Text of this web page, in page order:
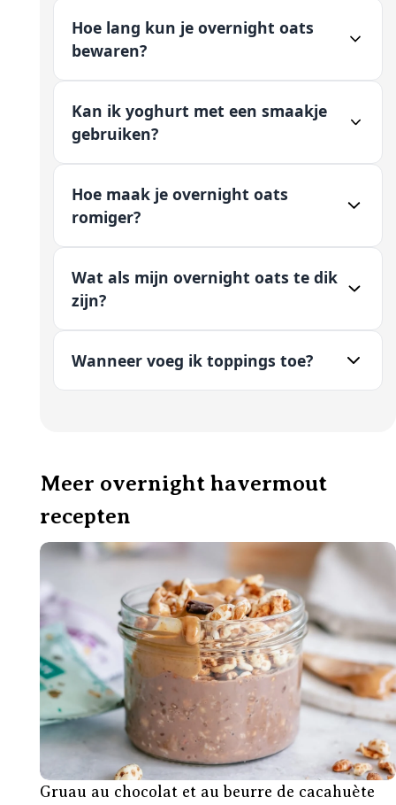
Hoe lang kun je overnight oats
bewaren?
Kan ik yoghurt met een smaakje
gebruiken?
Hoe maak je overnight oats
romiger?
Wat als mijn overnight oats te dik
zijn?
Wanneer voeg ik toppings toe?
Meer overnight havermout
recepten
Gruau au chocolat et au beurre de cacahuète